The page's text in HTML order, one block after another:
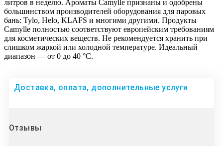
литров в неделю. Ароматы Camylle признаны и одобрены
большинством производителей оборудования для паровых
бань: Tylo, Helo, KLAFS и многими другими. Продукты
Camylle полностью соответствуют европейским требованиям
для косметических веществ. Не рекомендуется хранить при
слишком жаркой или холодной температуре. Идеальный
диапазон — от 0 до 40 °C.
Доставка, оплата, дополнительные услуги
Отзывы